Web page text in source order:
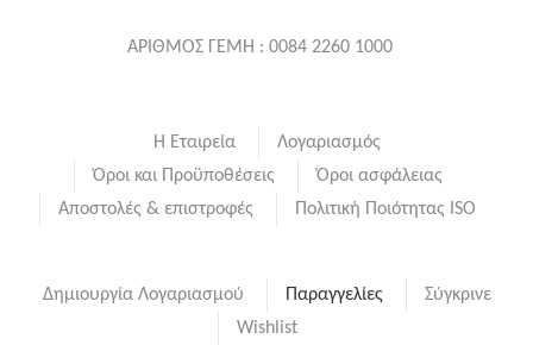
ΑΡΙΘΜΟΣ ΓΕΜΗ : 0084 2260 1000
Η Εταιρεία
Λογαριασμός
Όροι και Προϋποθέσεις
Όροι ασφάλειας
Αποστολές & επιστροφές
Πολιτική Ποιότητας ISO
Δημιουργία Λογαριασμού Παραγγελίες
Σύγκρινε
Wishlist